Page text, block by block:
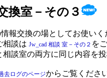
換室－その３
報交換の場としてお使いく
相談は Jw_cad 相談 室－その２ を
相談室の両方に同じ内容を
去ログのページからご覧くださ